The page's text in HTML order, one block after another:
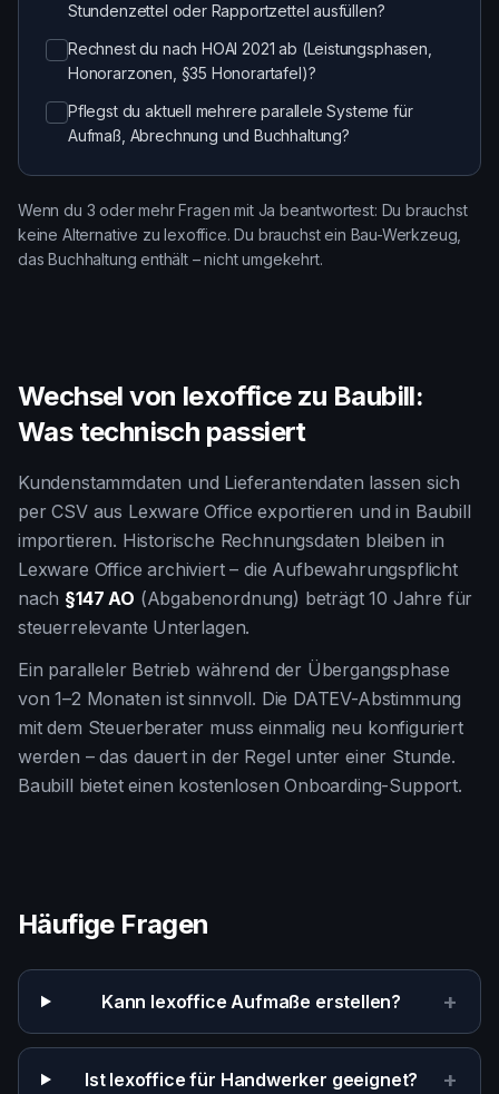
Stundenzettel oder Rapportzettel ausfüllen?
Rechnest du nach HOAI 2021 ab (Leistungsphasen,
Honorarzonen, §35 Honorartafel)?
Pflegst du aktuell mehrere parallele Systeme für
Aufmaß, Abrechnung und Buchhaltung?
Wenn du 3 oder mehr Fragen mit Ja beantwortest: Du brauchst
keine Alternative zu lexoffice. Du brauchst ein Bau-Werkzeug,
das Buchhaltung enthält – nicht umgekehrt.
Wechsel von lexoffice zu Baubill:
Was technisch passiert
Kundenstammdaten und Lieferantendaten lassen sich
per CSV aus Lexware Office exportieren und in Baubill
importieren. Historische Rechnungsdaten bleiben in
Lexware Office archiviert – die Aufbewahrungspflicht
nach §147 AO (Abgabenordnung) beträgt 10 Jahre für
steuerrelevante Unterlagen.
Ein paralleler Betrieb während der Übergangsphase
von 1–2 Monaten ist sinnvoll. Die DATEV-Abstimmung
mit dem Steuerberater muss einmalig neu konfiguriert
werden – das dauert in der Regel unter einer Stunde.
Baubill bietet einen kostenlosen Onboarding-Support.
Häufige Fragen
Kann lexoffice Aufmaße erstellen? +
Ist lexoffice für Handwerker geeignet? +